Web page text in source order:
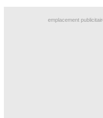
emplacement